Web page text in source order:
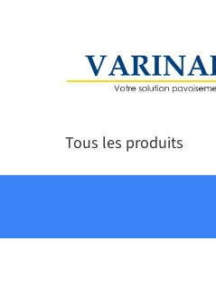
Aller à la navigation
Aller au contenu
Tous les produits